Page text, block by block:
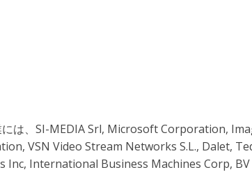
には、SI-MEDIA Srl, Microsoft Corporation,
VSN Video Stream Networks S.L., Dalet,
International Business Machines Corp, BV